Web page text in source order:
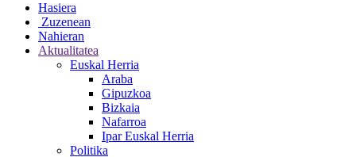
Hasiera
Zuzenean
Nahieran
Aktualitatea
Euskal Herria
Araba
Gipuzkoa
Bizkaia
Nafarroa
Ipar Euskal Herria
Politika